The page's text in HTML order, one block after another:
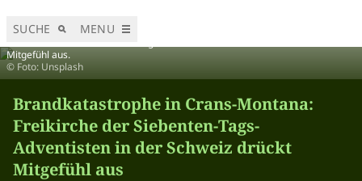
SUCHE MENU
Mitgefühl aus.
© Foto: Unsplash
Brandkatastrophe in Crans-Montana:
Freikirche der Siebenten-Tags-
Adventisten in der Schweiz drückt
Mitgefühl aus